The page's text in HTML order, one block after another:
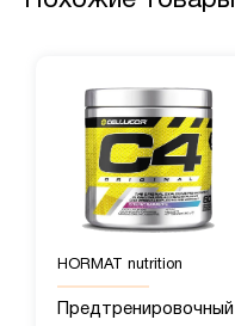
HORMAT nutrition
Предтренировочный